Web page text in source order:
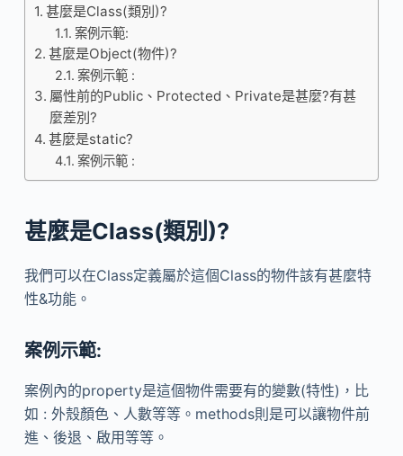
甚麼是Class(類別)?
案例示範:
甚麼是Object(物件)?
案例示範 :
屬性前的Public、Protected、Private是甚麼?有甚
麼差別?
甚麼是static?
案例示範 :
甚麼是Class(類別)?
我們可以在Class定義屬於這個Class的物件該有甚麼特
性&功能。
案例示範:
案例內的property是這個物件需要有的變數(特性)，比
如 : 外殼顏色、人數等等。methods則是可以讓物件前
進、後退、啟用等等。